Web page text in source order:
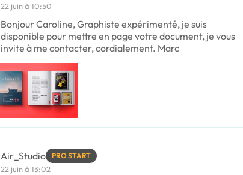
22 juin à 10:50
Bonjour Caroline, Graphiste expérimenté, je suis
disponible pour mettre en page votre document, je vous
invite à me contacter, cordialement. Marc
Air_Studio PRO START
22 juin à 13:02